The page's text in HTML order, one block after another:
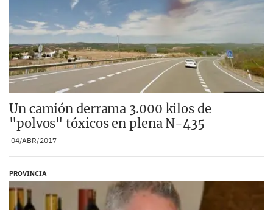
Un camión derrama 3.000 kilos de
"polvos" tóxicos en plena N-435
04/ABR/2017
PROVINCIA